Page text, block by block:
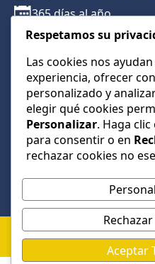
365 días al año
Traslados con reserva
Atención por teléfono
CONTÁCTANOS
+34 622 01 23 74
+34 622 01 23 74
info@taxialmeria9.com
© 2026 Taxi Almería 9 –
Todos los derechos
Respetamos su
Las cookies nos
experiencia, ofrecer
personalizado y
elegir qué cookies
Personalizar. Haga clic
para consentir o en
rechazar cookies no
Aceptar